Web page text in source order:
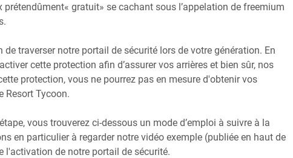
prétendûment« gratuit» se cachant sous l’appelation de freemium
de traverser notre portail de sécurité lors de votre génération. En
cette protection afin d’assurer vos arrières et bien sûr, nos
protection, vous ne pourrez pas en mesure d'obtenir vos
Resort Tycoon.
vous trouverez ci-dessous un mode d’emploi à suivre à la
en particulier à regarder notre vidéo exemple (publiée en haut de
l'activation de notre portail de sécurité.